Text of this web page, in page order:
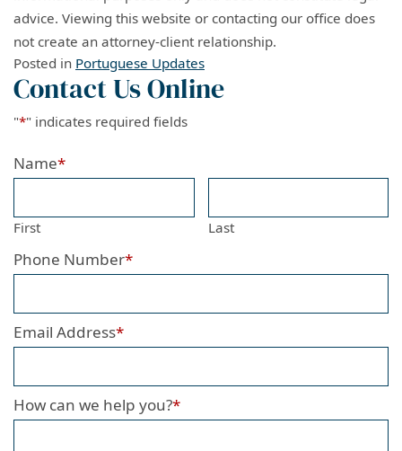
advice. Viewing this website or contacting our office does
not create an attorney-client relationship.
Posted in Portuguese Updates
Contact Us Online
"*" indicates required fields
Name*
First Last
Phone Number*
Email Address*
How can we help you?*